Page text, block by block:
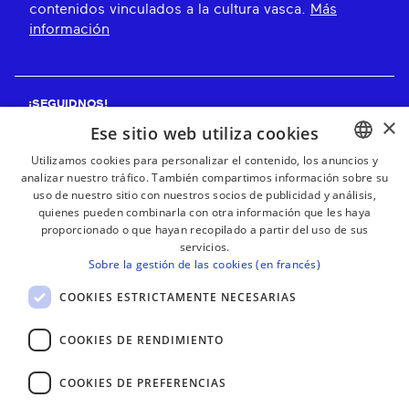
contenidos vinculados a la cultura vasca.
Más
información
¡SEGUIDNOS!
¡RECIBE NUESTROS BOLETINES!
Suscribirse
BASQUE
FRENCH
×
Ese sitio web utiliza cookies
Utilizamos cookies para personalizar el contenido, los anuncios y
analizar nuestro tráfico. También compartimos información sobre su
uso de nuestro sitio con nuestros socios de publicidad y análisis,
quienes pueden combinarla con otra información que les haya
proporcionado o que hayan recopilado a partir del uso de sus
servicios.
Sobre la gestión de las cookies (en francés)
COOKIES ESTRICTAMENTE NECESARIAS
COOKIES DE RENDIMIENTO
COOKIES DE PREFERENCIAS